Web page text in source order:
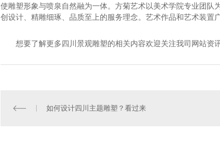
使雕塑形象与喷泉自然融为一体。方菊艺术以美术学院专业团
创设计、精雕细琢、品质至上的服务理念。艺术作品和艺术装置
想要了解更多四川景观雕塑的相关内容欢迎关注我司网站资
如何设计四川主题雕塑？看过来